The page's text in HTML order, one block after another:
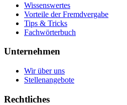
Wissenswertes
Vorteile der Fremdvergabe
Tips & Tricks
Fachwörterbuch
Unternehmen
Wir über uns
Stellenangebote
Rechtliches